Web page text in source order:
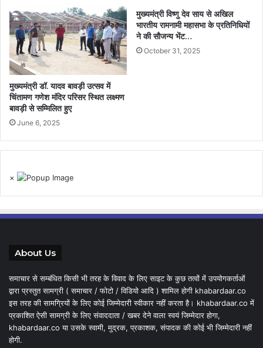
मुख्यमंत्री डॉ. यादव बावड़ी उत्सव में
चिंतामण गणेश मंदिर परिसर स्थित लक्ष्मण
बावड़ी से सम्मिलित हुए
June 6, 2025
मुख्यमंत्री विष्णु देव साय से अखिल
भारतीय रामनामी महासभा के प्रतिनिधियों
ने की सौजन्य भेंट…
October 31, 2025
×
About Us
समाचार से सम्बंधित किसी भी तरह के विवाद के लिए साइट के कुछ तत्वों में उपयोगकर्ताओं
द्वारा प्रस्तुत सामग्री ( समाचार / फोटो / विडियो आदि ) शामिल होगी khabardaar.co
इस तरह की सामग्रियों के लिए कोई जिम्मेदारी स्वीकार नहीं करता है। khabardaar.co में
प्रकाशित ऐसी सामग्री के लिए संवाददाता / खबर देने वाला स्वयं जिम्मेदार होगा,
khabardaar.co या उसके स्वामी, मुद्रक, प्रकाशक, संपादक की कोई भी जिम्मेदारी नहीं
होगी.